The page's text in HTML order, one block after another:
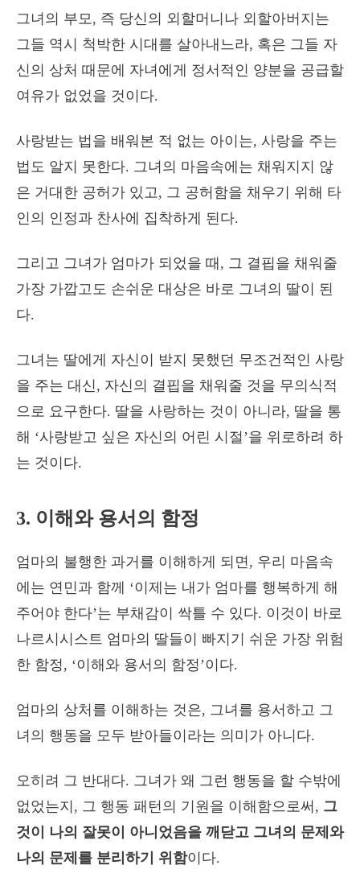
그녀의 부모, 즉 당신의 외할머니나 외할아버지는
그들 역시 척박한 시대를 살아내느라, 혹은 그들 자
신의 상처 때문에 자녀에게 정서적인 양분을 공급할
여유가 없었을 것이다.
사랑받는 법을 배워본 적 없는 아이는, 사랑을 주는
법도 알지 못한다. 그녀의 마음속에는 채워지지 않
은 거대한 공허가 있고, 그 공허함을 채우기 위해 타
인의 인정과 찬사에 집착하게 된다.
그리고 그녀가 엄마가 되었을 때, 그 결핍을 채워줄
가장 가깝고도 손쉬운 대상은 바로 그녀의 딸이 된
다.
그녀는 딸에게 자신이 받지 못했던 무조건적인 사랑
을 주는 대신, 자신의 결핍을 채워줄 것을 무의식적
으로 요구한다. 딸을 사랑하는 것이 아니라, 딸을 통
해 ‘사랑받고 싶은 자신의 어린 시절’을 위로하려 하
는 것이다.
3. 이해와 용서의 함정
엄마의 불행한 과거를 이해하게 되면, 우리 마음속
에는 연민과 함께 ‘이제는 내가 엄마를 행복하게 해
주어야 한다’는 부채감이 싹틀 수 있다. 이것이 바로
나르시시스트 엄마의 딸들이 빠지기 쉬운 가장 위험
한 함정, ‘이해와 용서의 함정’이다.
엄마의 상처를 이해하는 것은, 그녀를 용서하고 그
녀의 행동을 모두 받아들이라는 의미가 아니다.
오히려 그 반대다. 그녀가 왜 그런 행동을 할 수밖에
없었는지, 그 행동 패턴의 기원을 이해함으로써, 그
것이 나의 잘못이 아니었음을 깨닫고 그녀의 문제와
나의 문제를 분리하기 위함이다.